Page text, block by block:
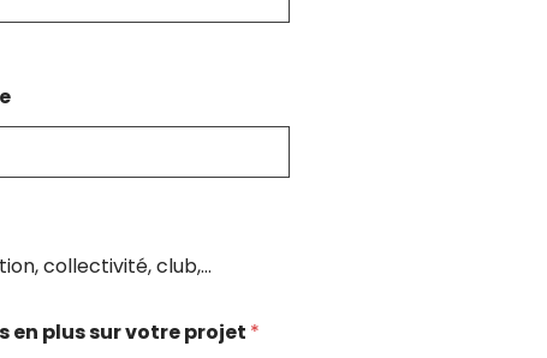
collectivité, club,...
en plus sur votre projet *